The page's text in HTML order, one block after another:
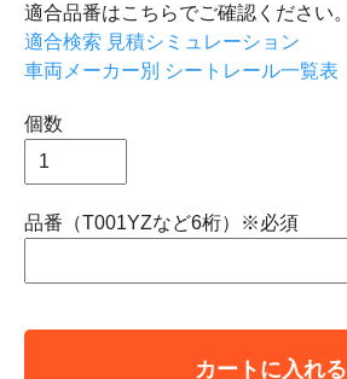
適合品番はこちらでご確認ください。
適合検索 見積シミュレーション
車両メーカー別 シートレール一覧表
個数
品番（T001YZなど6桁）※必須
カートに入れる